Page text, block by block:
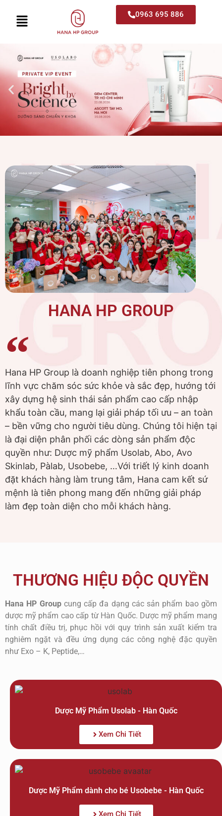
0963 695 886
HANA HP GROUP
Hana HP Group là doanh nghiệp tiên phong trong
lĩnh vực chăm sóc sức khỏe và sắc đẹp, hướng tới
xây dựng hệ sinh thái sản phẩm cao cấp nhập
khẩu toàn cầu, mang lại giải pháp tối ưu – an toàn
– bền vững cho người tiêu dùng. Chúng tôi hiện tại
là đại diện phân phối các dòng sản phẩm độc
quyền như: Dược mỹ phẩm Usolab, Abo, Avo
Skinlab, Pàlab, Usobebe, …Với triết lý kinh doanh
đặt khách hàng làm trung tâm, Hana cam kết sứ
mệnh là tiên phong mang đến những giải pháp
làm đẹp toàn diện cho mỗi khách hàng.
THƯƠNG HIỆU ĐỘC QUYỀN
Hana HP Groupcung cấp đa dạng các sản phẩm bao gồm
dược mỹ phẩm cao cấp từ Hàn Quốc. Dược mỹ phẩm mang
tính chất điều trị, phục hồi với quy trình sản xuất kiểm tra
nghiêm ngặt và đều ứng dụng các công nghệ đặc quyền
như Exo – K, Peptide,…
Dược Mỹ Phẩm Usolab - Hàn Quốc
Xem Chi Tiết
Dược Mỹ Phẩm dành cho bé Usobebe - Hàn Quốc
Xem Chi Tiết